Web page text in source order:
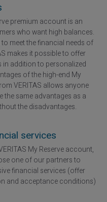
premium account is an
who want high balances.
meet the financial needs of
makes it possible to offer
in addition to personalized
of the high-end My
VERITAS allows anyone
the same advantages as a
the disadvantages.
services
My Reserve account,
one of our partners to
financial services (offer
and acceptance conditions)